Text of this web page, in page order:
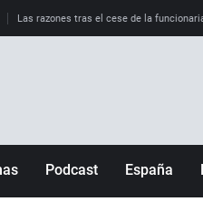
Las razones tras el cese de la
Podcast España